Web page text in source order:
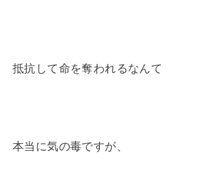
抵抗して命を奪われるなんて
本当に気の毒ですが、